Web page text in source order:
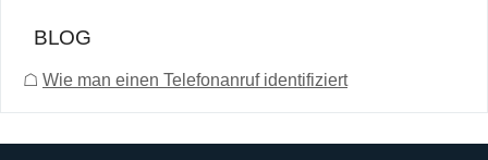
BLOG
☖ Wie man einen Telefonanruf identifiziert